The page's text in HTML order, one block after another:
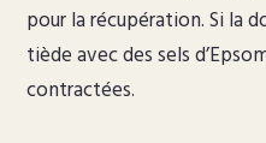
pour la récupération. Si la
tiède avec des sels
contractées.